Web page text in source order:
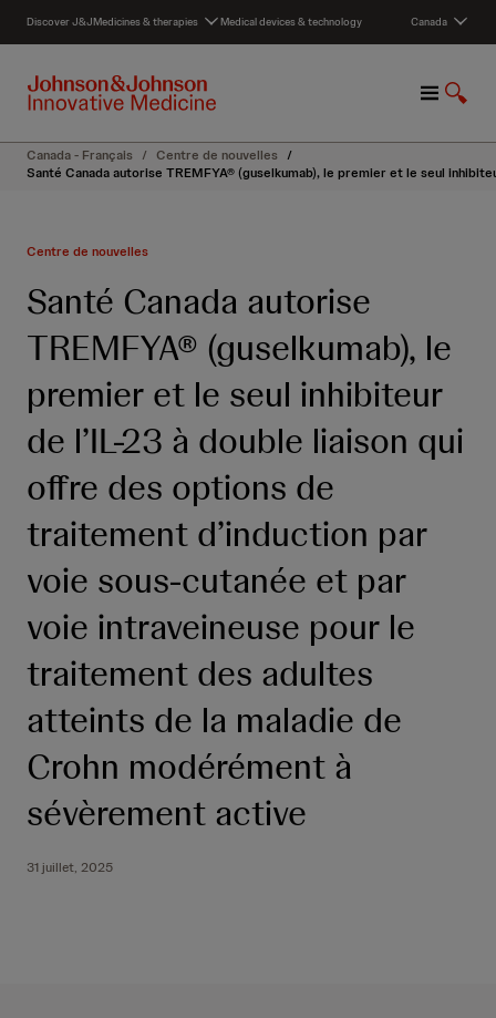
c
Discover J&JMedicines & therapies Medical devices & technology Canada
M
n
u
A
f
i
e
r
Canada - Français / Centre de nouvelles /
Santé Canada autorise TREMFYA® (guselkumab), le premier et le seul
Centre de nouvelles
Santé Canada autorise
TREMFYA® (guselkumab), le
premier et le seul inhibiteur
de l’IL-23 à double liaison qui
offre des options de
traitement d’induction par
voie sous-cutanée et par
voie intraveineuse pour le
traitement des adultes
atteints de la maladie de
Crohn modérément à
sévèrement active
31 juillet, 2025